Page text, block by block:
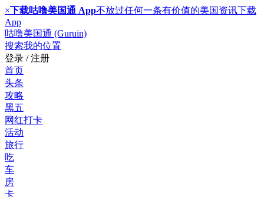
×下载咕噜美国通 App不放过任何一条有价值的美国资讯下载
App
咕噜美国通 (Guruin)
搜索我的位置
登录 / 注册
首页
头条
攻略
黑五
网红打卡
活动
旅行
吃
车
房
卡